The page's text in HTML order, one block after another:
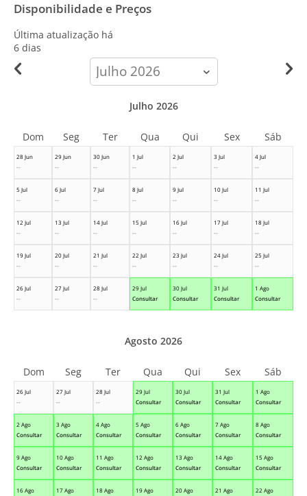
Disponibilidade e Preços
Última atualização há
6 dias
calendar-
month
28 Jun
--
29 Jun
--
30 Jun
--
1 Jul
--
2 Jul
--
3 Jul
--
4 Jul
--
5 Jul
--
6 Jul
--
7 Jul
--
8 Jul
--
9 Jul
--
10 Jul
--
11 Jul
--
12 Jul
--
13 Jul
--
14 Jul
--
15 Jul
--
16 Jul
--
17 Jul
--
18 Jul
--
19 Jul
--
20 Jul
--
21 Jul
--
22 Jul
--
23 Jul
--
24 Jul
--
25 Jul
--
26 Jul
--
27 Jul
--
28 Jul
--
29 Jul
Consultar
30 Jul
Consultar
31 Jul
Consultar
1 Ago
Consultar
Julho 2026
Dom Seg Ter Qua Qui Sex Sáb
26 Jul
--
27 Jul
--
28 Jul
--
29 Jul
Consultar
30 Jul
Consultar
31 Jul
Consultar
1 Ago
Consultar
2 Ago
Consultar
3 Ago
Consultar
4 Ago
Consultar
5 Ago
Consultar
6 Ago
Consultar
7 Ago
Consultar
8 Ago
Consultar
9 Ago
Consultar
10 Ago
Consultar
11 Ago
Consultar
12 Ago
Consultar
13 Ago
Consultar
14 Ago
Consultar
15 Ago
Consultar
16 Ago
17 Ago
18 Ago
19 Ago
20 Ago
21 Ago
22 Ago
Agosto 2026
Dom Seg Ter Qua Qui Sex Sáb